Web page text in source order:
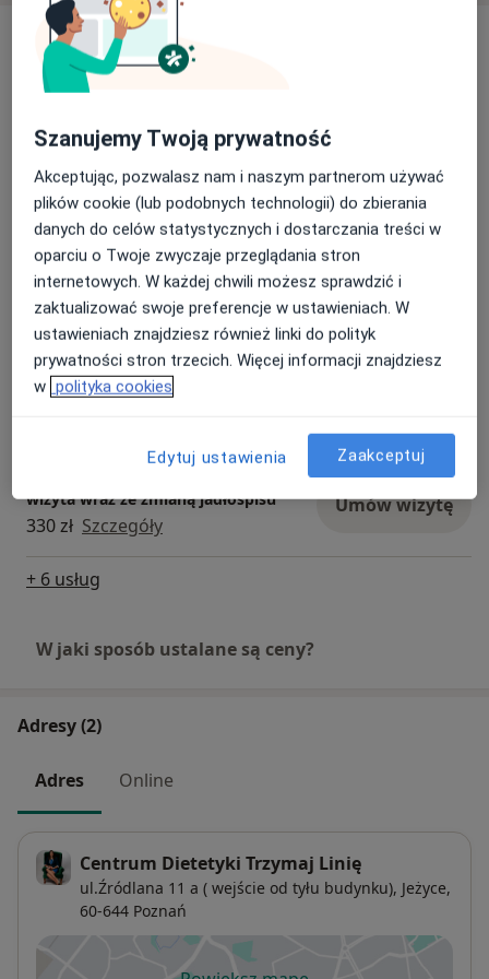
Usługi i ceny
Konsultacja dietetyczna (pierwsza
wizyta)
Analiza składu ciała
140 zł Szczegóły Umów wizytę
Konsultacja dietetyczna (pierwsza
wizyta) + indywidualny jadłospis
400 zł Szczegóły
Umów wizytę
Konsultacja dietetyczna - kolejna
wizyta - bez zmiany jadłospisu
wizyta wraz ze zmianą jadłospisu
330 zł Szczegóły
Umów wizytę
+ 6 usług
W jaki sposób ustalane są ceny?
Adresy (2)
Adres Online
Centrum Dietetyki Trzymaj Linię
ul.Źródlana 11 a ( wejście od tyłu budynku), Jeżyce,
60-644 Poznań
Szanujemy Twoją prywatność
Akceptując, pozwalasz nam i naszym partnerom używać
plików cookie (lub podobnych technologii) do zbierania
danych do celów statystycznych i dostarczania treści w
oparciu o Twoje zwyczaje przeglądania stron
internetowych. W każdej chwili możesz sprawdzić i
zaktualizować swoje preferencje w ustawieniach. W
ustawieniach znajdziesz również linki do polityk
prywatności stron trzecich. Więcej informacji znajdziesz
w polityka cookies
Edytuj ustawienia Zaakceptuj